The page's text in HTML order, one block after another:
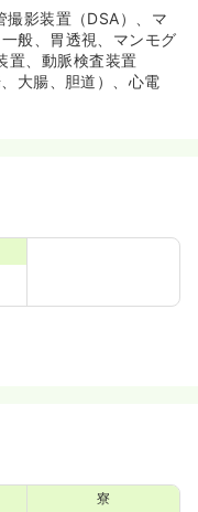
撮影装置（DSA）、マ
般、胃透視、マンモグ
置、動脈検査装置
大腸、胆道）、心電
寮